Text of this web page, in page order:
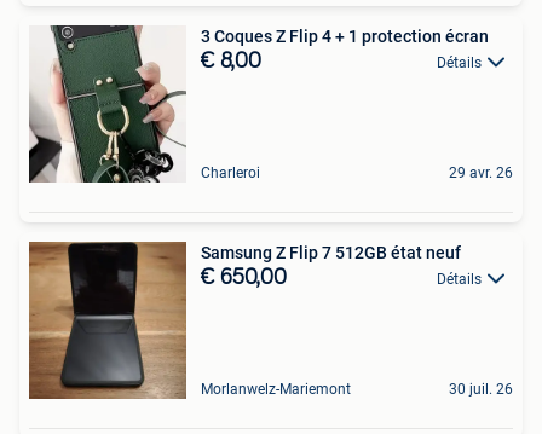
3 Coques Z Flip 4 + 1 protection écran
€ 8,00 Détails
Charleroi 29 avr. 26
Samsung Z Flip 7 512GB état neuf
€ 650,00 Détails
Morlanwelz-Mariemont 30 juil. 26